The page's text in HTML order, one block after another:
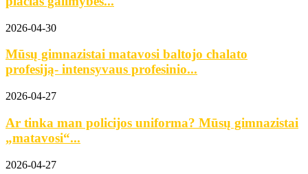
2026-04-30
Mūsų gimnazistai matavosi baltojo chalato
profesiją- intensyvaus profesinio...
2026-04-27
Ar tinka man policijos uniforma? Mūsų gimnazistai
„matavosi“...
2026-04-27